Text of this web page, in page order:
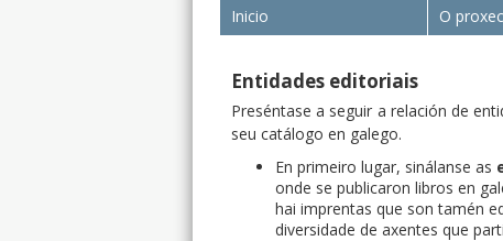
Inicio O
Entidades editoriais
Preséntase a seguir a relación de
seu catálogo en galego.
En primeiro lugar, sinálanse as
onde se publicaron libros en
hai imprentas que son tamén
diversidade de axentes que